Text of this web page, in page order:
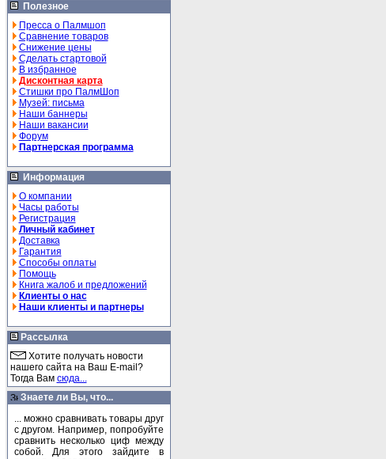
Полезное
Пресса о Палмшоп
Сравнение товаров
Снижение цены
Сделать стартовой
В избранное
Дисконтная карта
Стишки про ПалмШоп
Музей: письма
Наши баннеры
Наши вакансии
Форум
Партнерская программа
Информация
О компании
Часы работы
Регистрация
Личный кабинет
Доставка
Гарантия
Способы оплаты
Помощь
Книга жалоб и предложений
Клиенты о нас
Наши клиенты и партнеры
Рассылка
Хотите получать новости
нашего сайта на Ваш E-mail?
Тогда Вам сюда...
Знаете ли Вы, что...
... можно сравнивать товары друг
с другом. Например, попробуйте
сравнить несколько циф между
собой. Для этого зайдите в